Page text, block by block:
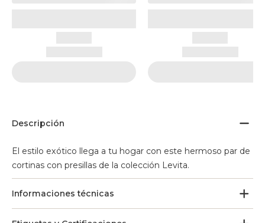
Descripción
El estilo exótico llega a tu hogar con este hermoso par de
cortinas con presillas de la colección Levita.
Informaciones técnicas